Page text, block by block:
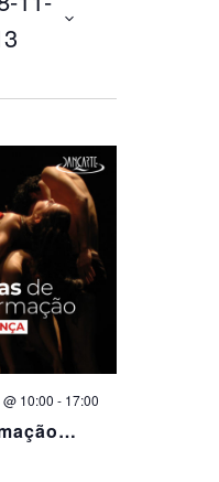
de
Data
10:00 - 17:00